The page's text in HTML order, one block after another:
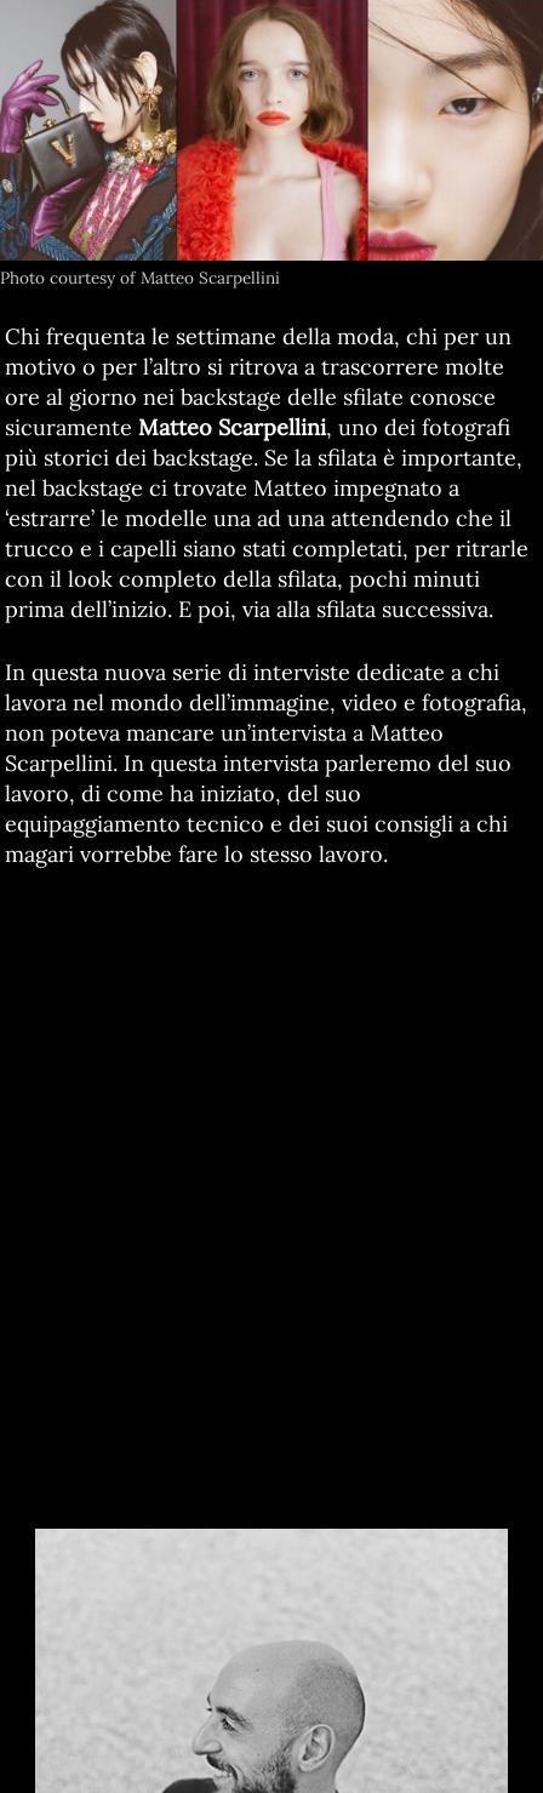
Photo courtesy of Matteo Scarpellini
Chi frequenta le settimane della moda, chi per un
motivo o per l’altro si ritrova a trascorrere molte
ore al giorno nei backstage delle sfilate conosce
sicuramente Matteo Scarpellini, uno dei fotografi
più storici dei backstage. Se la sfilata è importante,
nel backstage ci trovate Matteo impegnato a
‘estrarre’ le modelle una ad una attendendo che il
trucco e i capelli siano stati completati, per ritrarle
con il look completo della sfilata, pochi minuti
prima dell’inizio. E poi, via alla sfilata successiva.
In questa nuova serie di interviste dedicate a chi
lavora nel mondo dell’immagine, video e fotografia,
non poteva mancare un’intervista a Matteo
Scarpellini. In questa intervista parleremo del suo
lavoro, di come ha iniziato, del suo
equipaggiamento tecnico e dei suoi consigli a chi
magari vorrebbe fare lo stesso lavoro.